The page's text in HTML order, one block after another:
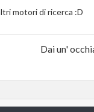
motori di ricerca :D
Dai un'